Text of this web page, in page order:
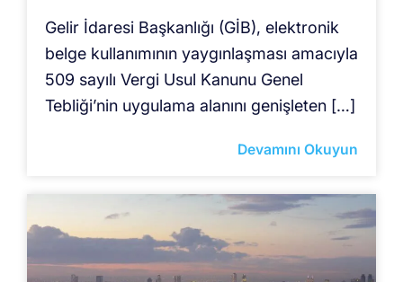
Gelir İdaresi Başkanlığı (GİB), elektronik
belge kullanımının yaygınlaşması amacıyla
509 sayılı Vergi Usul Kanunu Genel
Tebliği’nin uygulama alanını genişleten […]
Devamını Okuyun